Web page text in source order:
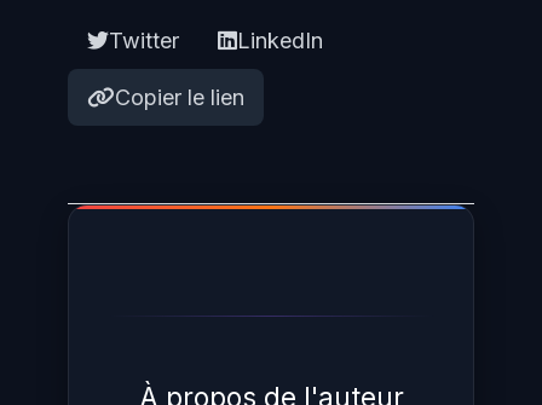
Twitter LinkedIn
Copier le lien
À propos de l'auteur